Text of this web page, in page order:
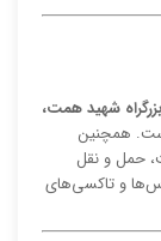
بزرگراه شهید همت،
همچنین
است، حمل و نقل
و تاکسی‌های